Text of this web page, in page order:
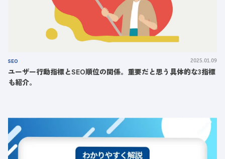
SEO 2025.01.09
ユーザー行動指標とSEO順位の関係。重要だと思う具体的な3指標
も紹介。